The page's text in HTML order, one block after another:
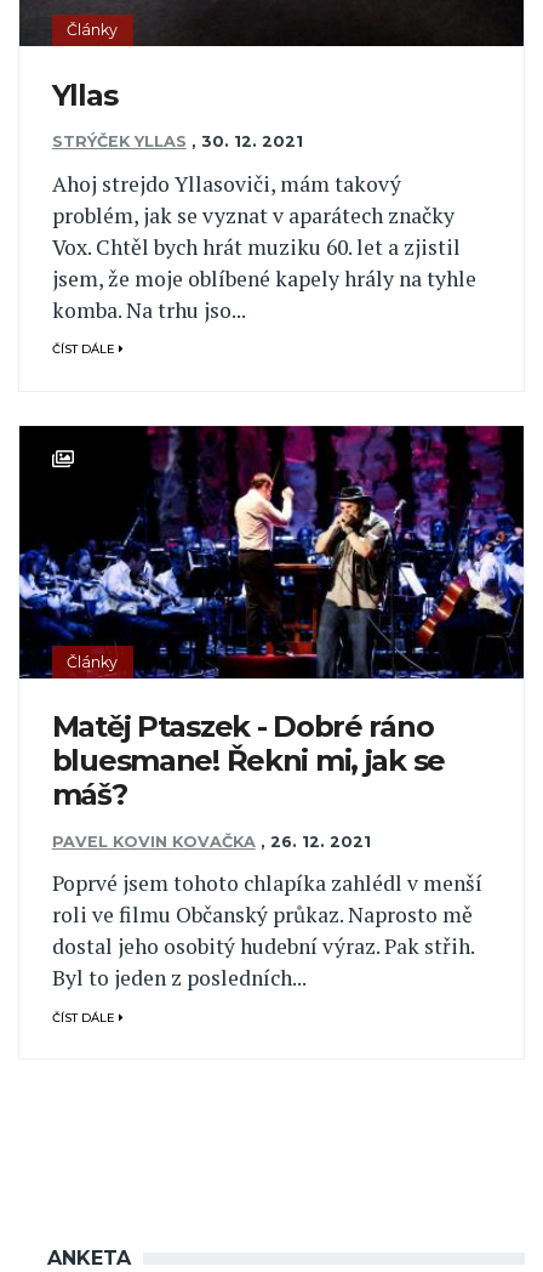
Články
Yllas
STRÝČEK YLLAS , 30. 12. 2021
Ahoj strejdo Yllasoviči, mám takový
problém, jak se vyznat v aparátech značky
Vox. Chtěl bych hrát muziku 60. let a zjistil
jsem, že moje oblíbené kapely hrály na tyhle
komba. Na trhu jso...
ČÍST DÁLE
Články
Matěj Ptaszek - Dobré ráno
bluesmane! Řekni mi, jak se
máš?
PAVEL KOVIN KOVAČKA , 26. 12. 2021
Poprvé jsem tohoto chlapíka zahlédl v menší
roli ve filmu Občanský průkaz. Naprosto mě
dostal jeho osobitý hudební výraz. Pak střih.
Byl to jeden z posledních...
ČÍST DÁLE
ANKETA